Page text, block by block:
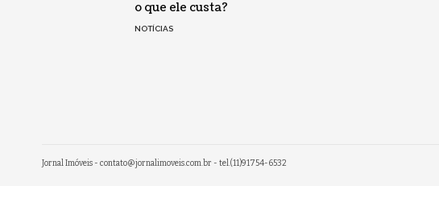
o que ele custa?
NOTÍCIAS
Jornal Imóveis - contato@jornalimoveis.com.br - tel.(11)91754-6532